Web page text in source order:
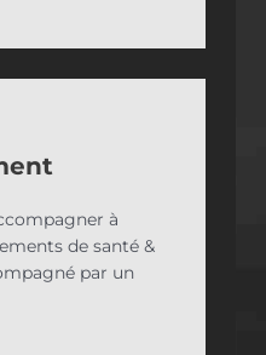
à
de santé &
par un